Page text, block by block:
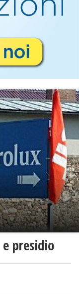
presidio